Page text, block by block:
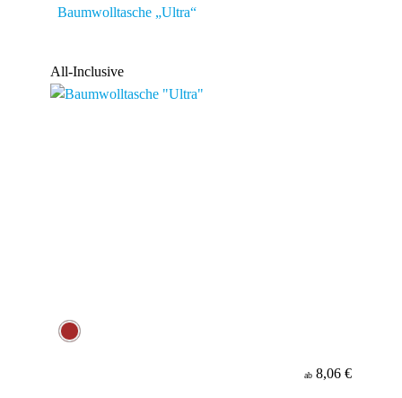
Baumwolltasche „Ultra“
All-Inclusive
ab 8,06 €